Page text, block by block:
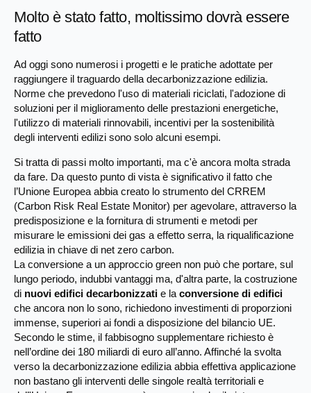
Molto è stato fatto, moltissimo dovrà essere
fatto
Ad oggi sono numerosi i progetti e le pratiche adottate per
raggiungere il traguardo della decarbonizzazione edilizia.
Norme che prevedono l'uso di materiali riciclati, l'adozione di
soluzioni per il miglioramento delle prestazioni energetiche,
l'utilizzo di materiali rinnovabili, incentivi per la sostenibilità
degli interventi edilizi sono solo alcuni esempi.
Si tratta di passi molto importanti, ma c'è ancora molta strada
da fare. Da questo punto di vista è significativo il fatto che
l’Unione Europea abbia creato lo strumento del CRREM
(Carbon Risk Real Estate Monitor) per agevolare, attraverso la
predisposizione e la fornitura di strumenti e metodi per
misurare le emissioni dei gas a effetto serra, la riqualificazione
edilizia in chiave di net zero carbon.
La conversione a un approccio green non può che portare, sul
lungo periodo, indubbi vantaggi ma, d'altra parte, la costruzione
di nuovi edifici decarbonizzati e la conversione di edifici
che ancora non lo sono, richiedono investimenti di proporzioni
immense, superiori ai fondi a disposizione del bilancio UE.
Secondo le stime, il fabbisogno supplementare richiesto è
nell’ordine dei 180 miliardi di euro all’anno. Affinché la svolta
verso la decarbonizzazione edilizia abbia effettiva applicazione
non bastano gli interventi delle singole realtà territoriali e